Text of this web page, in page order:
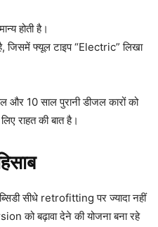
होती है।
जिसमें फ्यूल टाइप “Electric” लिखा
और 10 साल पुरानी डीजल कारों को
राहत की बात है।
सीधे retrofitting पर ज्यादा नहीं
को बढ़ावा देने की योजना बना रहे